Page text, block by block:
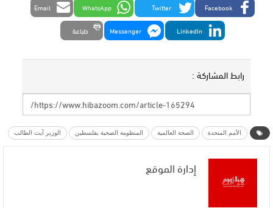
Facebook
Twitter
WhatsApp
Email
LinkedIn
Messenger طباعة
رابط المشاركة :
الأمم المتحدة الصحة العالمية المنظومة الصحية بفلسطين الوزير آيت الطالب
إدارة الموقع